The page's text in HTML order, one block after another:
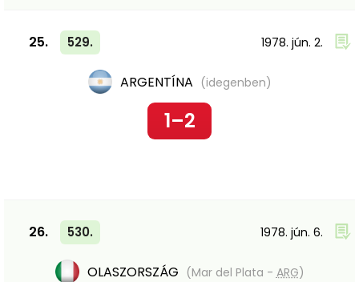
25. 529. 1978. jún. 2.
ARGENTÍNA (idegenben)
1–2
26. 530. 1978. jún. 6.
OLASZORSZÁG (Mar del Plata - ARG)